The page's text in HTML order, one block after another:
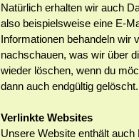
Natürlich erhalten wir auch
also beispielsweise eine E-
Informationen behandeln wir
nachschauen, was wir über
wieder löschen, wenn du
dann auch endgültig gelöscht.
Verlinkte Websites
Unsere Website enthält